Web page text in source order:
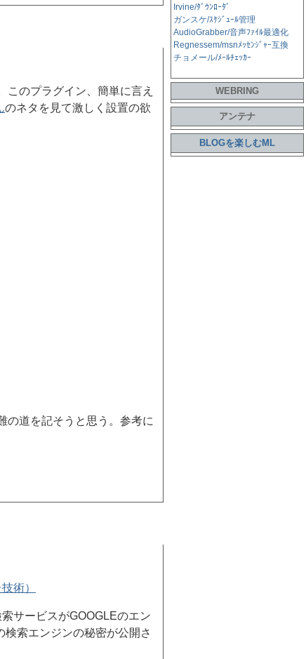
このプラグイン、簡単に言え
のネタを見て激しく設置の欲
の道を記そうと思う。参考に
術）
サービスがGOOGLEのエン
検索エンジンの秘密が公開さ
Irvine/ﾀﾞｳﾝﾛｰﾀﾞ
ガンスケ/ｽｹｼﾞｭｰﾙ管理
AudioGrabber/音声ﾌｧｲﾙ最適化
Regnessem/msnﾒｯｾﾝｼﾞｬｰ互換
チョメール/ﾒｰﾙﾁｪｯｶｰ
WEBRING
アンテナ
BLOGを楽しむML